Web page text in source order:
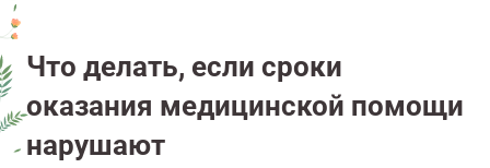
Что делать, если сроки
оказания медицинской помощи
нарушают